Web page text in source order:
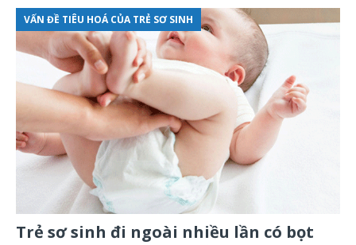
VẤN ĐỀ TIÊU HOÁ CỦA TRẺ SƠ SINH
Trẻ sơ sinh đi ngoài nhiều lần có bọt